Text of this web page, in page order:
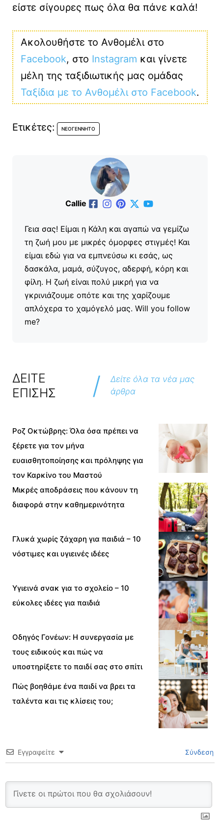
είστε σίγουρες πως όλα θα πάνε καλά!
Ακολουθήστε το Ανθομέλι στο
Facebook, στο Instagram και γίνετε
μέλη της ταξιδιωτικής μας ομάδας
Ταξίδια με το Ανθομέλι στο Facebook.
Ετικέτες: NΕΟΓΈΝΝΗΤΟ
Callie
Γεια σας! Είμαι η Κάλη και αγαπώ να γεμίζω
τη ζωή μου με μικρές όμορφες στιγμές! Και
είμαι εδώ για να εμπνεύσω κι εσάς, ως
δασκάλα, μαμά, σύζυγος, αδερφή, κόρη και
φίλη. Η ζωή είναι πολύ μικρή για να
γκρινιάζουμε οπότε και της χαρίζουμε
απλόχερα το χαμόγελό μας. Will you follow
me?
ΔΕΙΤΕ
ΕΠΙΣΗΣ
/
Δείτε όλα τα νέα μας
άρθρα
Ροζ Οκτώβρης: Όλα όσα πρέπει να
ξέρετε για τον μήνα
ευαισθητοποίησης και πρόληψης για
τον Καρκίνο του Μαστού
Μικρές αποδράσεις που κάνουν τη
διαφορά στην καθημερινότητα
Γλυκά χωρίς ζάχαρη για παιδιά – 10
νόστιμες και υγιεινές ιδέες
Υγιεινά σνακ για το σχολείο – 10
εύκολες ιδέες για παιδιά
Οδηγός Γονέων: Η συνεργασία με
τους ειδικούς και πώς να
υποστηρίξετε το παιδί σας στο σπίτι
Πώς βοηθάμε ένα παιδί να βρει τα
ταλέντα και τις κλίσεις του;
Εγγραφείτε Σύνδεση